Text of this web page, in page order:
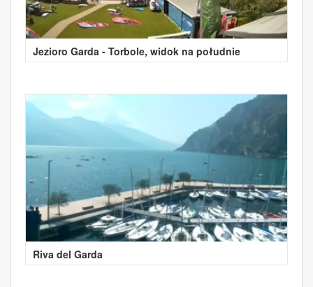
Jezioro Garda - Torbole, widok na południe
Riva del Garda